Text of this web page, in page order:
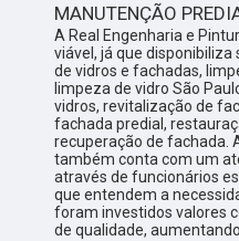
MANUTENÇÃO
A Real Engenharia e
viável, já que
de vidros e fachadas,
limpeza de vidro São
vidros, revitalização de
fachada predial,
recuperação de fachada.
também conta com um
através de funcionários
que entendem a
foram investidos valores
de qualidade,